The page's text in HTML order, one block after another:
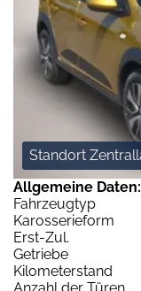
Standort
Allgemeine Daten:
Fahrzeugtyp
Karosserieform
Erst-Zul.
Getriebe
Kilometerstand
Anzahl der Türen